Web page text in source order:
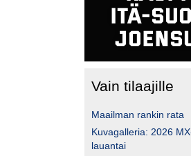
Vain tilaajille
Maailman rankin rata
Kuvagalleria: 2026
lauantai